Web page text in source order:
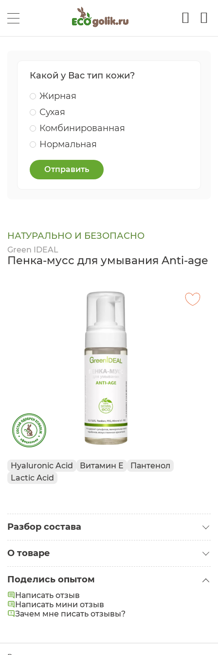
Какой у Вас тип кожи?
Жирная
Сухая
Комбинированная
Нормальная
Отправить
НАТУРАЛЬНО И БЕЗОПАСНО
Green IDEAL
Пенка-мусс для умывания Anti-age
Hyaluronic Acid Витамин Е
Пантенол
Lactic Acid
Разбор состава
О товаре
Проблемы:
Морщины
Состав: Aqua, Sodium Cocoamphoacetate, Coco-
Glucoside, Lauroyl Methyl Glucamide, Allantoin,
Поделись опытом
Написать отзыв
Написать мини отзыв
Зачем мне писать отзывы?